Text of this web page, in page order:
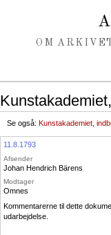
OM
Se også: Kunstakademiet,
11.8.1793
Afsender
Johan Hendrich Bärens
Modtager
Omnes
Kommentarerne til dette
udarbejdelse.